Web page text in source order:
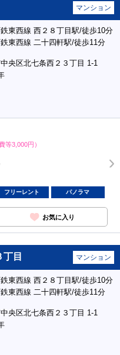
マンション
東西線 西２８丁目駅/徒歩10分
東西線 二十四軒駅/徒歩11分
央区北七条西２３丁目 1-1
等3,000円）
フリーレント パノラマ
お気に入り
目 マンション
東西線 西２８丁目駅/徒歩10分
東西線 二十四軒駅/徒歩11分
央区北七条西２３丁目 1-1